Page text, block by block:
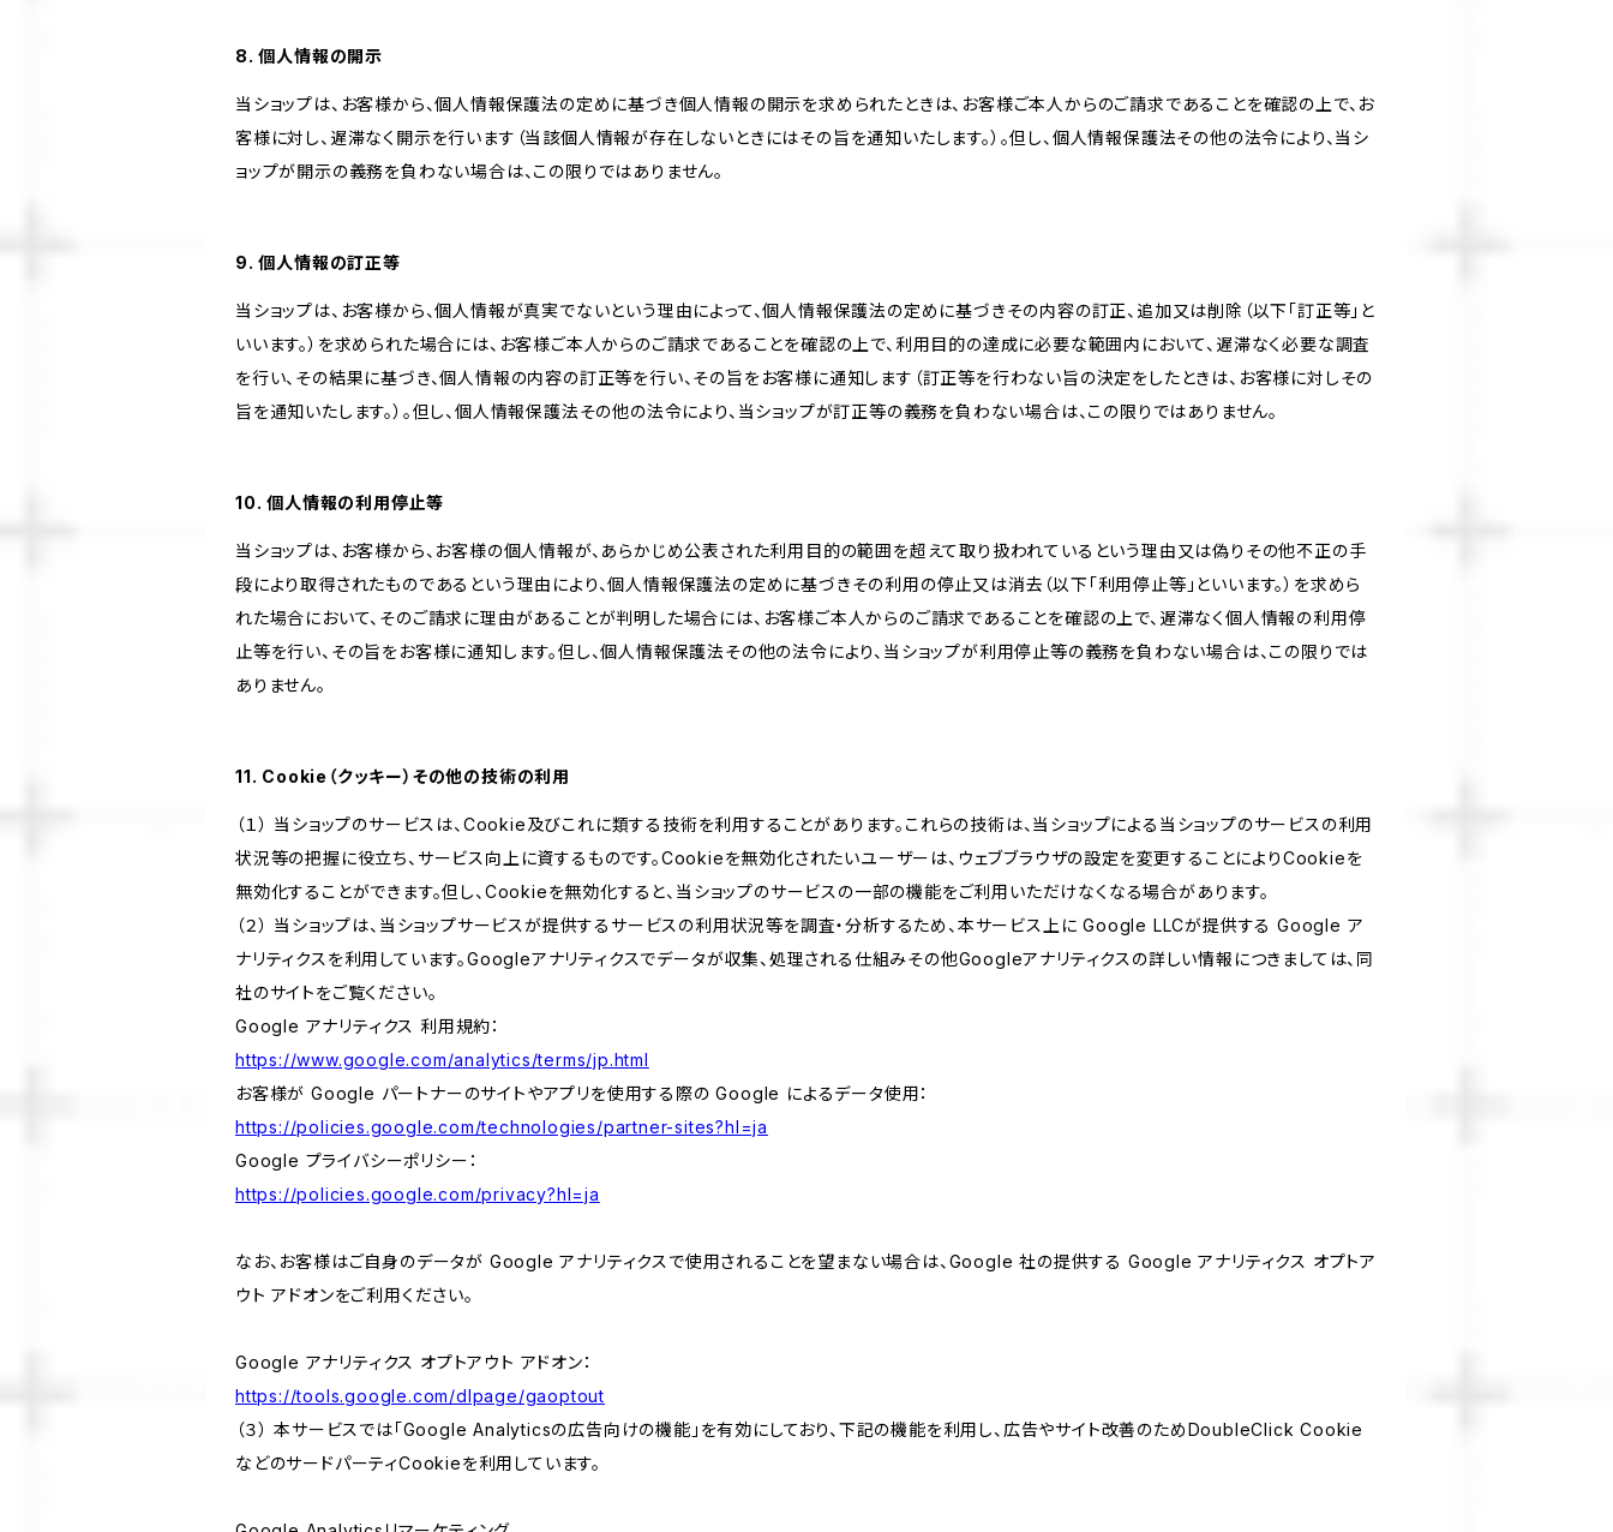
8. 個人情報の開示
当ショップは、お客様から、個人情報保護法の定めに基づき個人情報の開示を求められたときは、お客様ご本人からのご請求であることを確認の上で、お
客様に対し、遅滞なく開示を行います（当該個人情報が存在しないときにはその旨を通知いたします。）。但し、個人情報保護法その他の法令により、当シ
ョップが開示の義務を負わない場合は、この限りではありません。
9. 個人情報の訂正等
当ショップは、お客様から、個人情報が真実でないという理由によって、個人情報保護法の定めに基づきその内容の訂正、追加又は削除（以下「訂正等」と
いいます。）を求められた場合には、お客様ご本人からのご請求であることを確認の上で、利用目的の達成に必要な範囲内において、遅滞なく必要な調査
を行い、その結果に基づき、個人情報の内容の訂正等を行い、その旨をお客様に通知します（訂正等を行わない旨の決定をしたときは、お客様に対しその
旨を通知いたします。）。但し、個人情報保護法その他の法令により、当ショップが訂正等の義務を負わない場合は、この限りではありません。
10. 個人情報の利用停止等
当ショップは、お客様から、お客様の個人情報が、あらかじめ公表された利用目的の範囲を超えて取り扱われているという理由又は偽りその他不正の手
段により取得されたものであるという理由により、個人情報保護法の定めに基づきその利用の停止又は消去（以下「利用停止等」といいます。）を求めら
れた場合において、そのご請求に理由があることが判明した場合には、お客様ご本人からのご請求であることを確認の上で、遅滞なく個人情報の利用停
止等を行い、その旨をお客様に通知します。但し、個人情報保護法その他の法令により、当ショップが利用停止等の義務を負わない場合は、この限りでは
ありません。
11. Cookie（クッキー）その他の技術の利用
（１） 当ショップのサービスは、Cookie及びこれに類する技術を利用することがあります。これらの技術は、当ショップによる当ショップのサービスの利用
状況等の把握に役立ち、サービス向上に資するものです。Cookieを無効化されたいユーザーは、ウェブブラウザの設定を変更することによりCookieを
無効化することができます。但し、Cookieを無効化すると、当ショップのサービスの一部の機能をご利用いただけなくなる場合があります。
（２） 当ショップは、当ショップサービスが提供するサービスの利用状況等を調査・分析するため、本サービス上に Google LLCが提供する Google ア
ナリティクスを利用しています。Googleアナリティクスでデータが収集、処理される仕組みその他Googleアナリティクスの詳しい情報につきましては、同
社のサイトをご覧ください。
Google アナリティクス 利用規約：
https://www.google.com/analytics/terms/jp.html
お客様が Google パートナーのサイトやアプリを使用する際の Google によるデータ使用：
https://policies.google.com/technologies/partner-sites?hl=ja
Google プライバシーポリシー：
https://policies.google.com/privacy?hl=ja
なお、お客様はご自身のデータが Google アナリティクスで使用されることを望まない場合は、Google 社の提供する Google アナリティクス オプトア
ウト アドオンをご利用ください。
Google アナリティクス オプトアウト アドオン：
https://tools.google.com/dlpage/gaoptout
（３） 本サービスでは「Google Analyticsの広告向けの機能」を有効にしており、下記の機能を利用し、広告やサイト改善のためDoubleClick Cookie
などのサードパーティCookieを利用しています。